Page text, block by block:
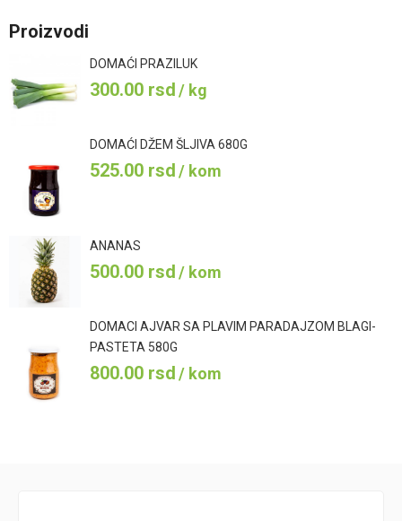
Proizvodi
DOMAĆI PRAZILUK
300.00 rsd/ kg
DOMAĆI DŽEM ŠLJIVA 680G
525.00 rsd/ kom
ANANAS
500.00 rsd / kom
DOMACI AJVAR SA PLAVIM PARADAJZOM BLAGI-
PASTETA 580G
800.00 rsd / kom